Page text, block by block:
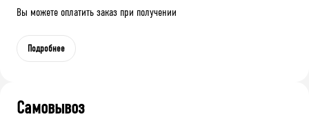
Вы можете оплатить заказ при получении
Подробнее
Самовывоз